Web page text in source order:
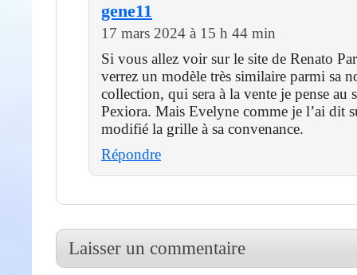
gene11
17 mars 2024 à 15 h 44 min
Si vous allez voir sur le site de Renato
verrez un modèle très similaire parmi sa
collection, qui sera à la vente je pense au
Pexiora. Mais Evelyne comme je l’ai dit
modifié la grille à sa convenance.
Répondre
Laisser un commentaire